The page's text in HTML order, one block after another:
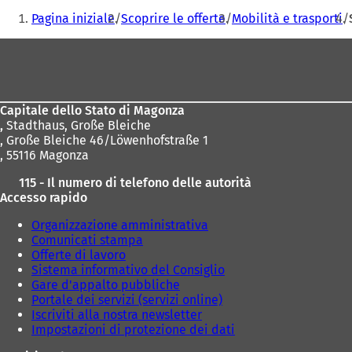
n
a
Siete
qui:
Pagina iniziale Scoprire le offerte Mobilità e trasporti
Capitale dello Stato di Magonza
, Stadthaus, Große Bleiche
, Große Bleiche 46/Löwenhofstraße 1
, 55116 Magonza
115 - Il numero di telefono delle autorità
Accesso rapido
Organizzazione amministrativa
Comunicati stampa
Offerte di lavoro
Sistema informativo del Consiglio
Gare d'appalto pubbliche
Portale dei servizi (servizi online)
Iscriviti alla nostra newsletter
Impostazioni di protezione dei dati